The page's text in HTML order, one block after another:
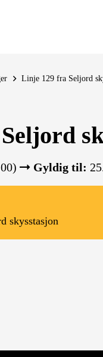
Linje 129 fra Seljord
Gyldig til:
skysstasjon